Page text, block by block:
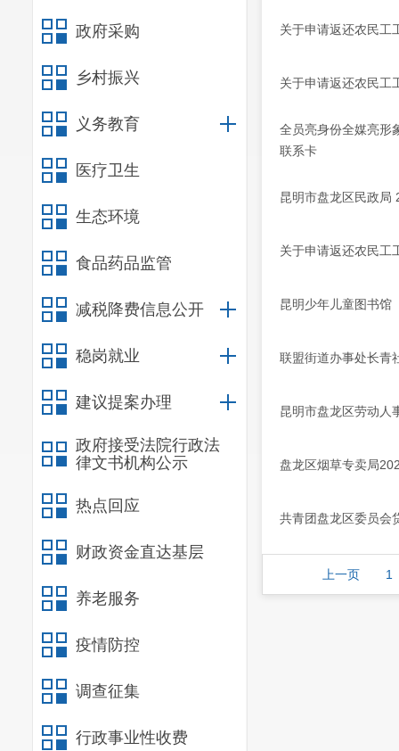
政府采购
乡村振兴
义务教育
医疗卫生
生态环境
食品药品监管
减税降费信息公开
稳岗就业
建议提案办理
政府接受法院行政法
律文书机构公示
热点回应
财政资金直达基层
养老服务
疫情防控
调查征集
行政事业性收费
关于申请返还农民工
关于申请返还农民工
全员亮身份全媒亮形
联系卡
昆明市盘龙区民政局
关于申请返还农民工
昆明少年儿童图书馆
联盟街道办事处长青
昆明市盘龙区劳动人
盘龙区烟草专卖局
共青团盘龙区委员会
上一页 1